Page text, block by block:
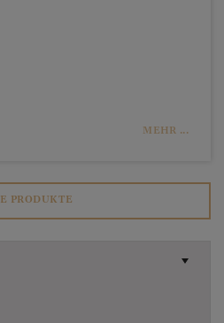
MEHR ...
PRODUKTE